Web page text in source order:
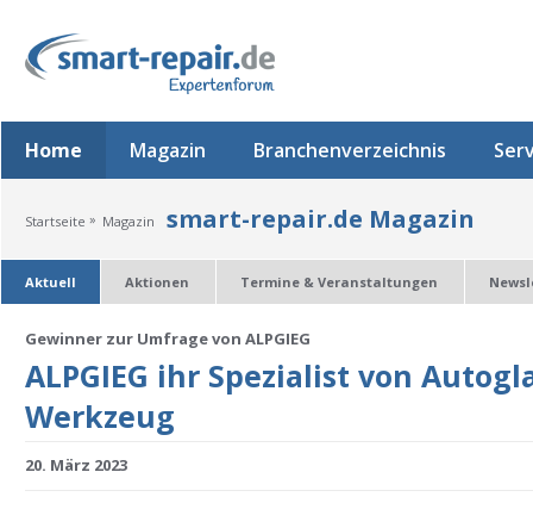
Home Magazin Branchenverzeichnis
Startseite » Magazin smart-repair.de Magazin
Aktuell Aktionen Termine & Veranstaltungen
Gewinner zur Umfrage von ALPGIEG
ALPGIEG ihr Spezialist von
Werkzeug
20. März 2023